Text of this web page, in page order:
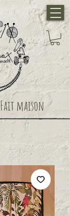
Fait maison